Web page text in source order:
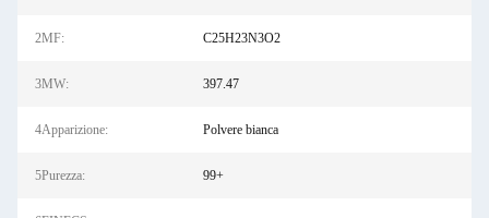
2MF: C25H23N3O2
3MW: 397.47
4Apparizione: Polvere bianca
5Purezza: 99+